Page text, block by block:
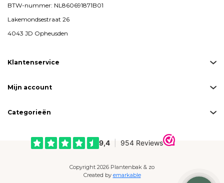
BTW-nummer: NL860691871B01
Lakemondsestraat 26
4043 JD Opheusden
Klantenservice
Mijn account
Categorieën
Copyright 2026 Plantenbak & zo
Created by emarkable